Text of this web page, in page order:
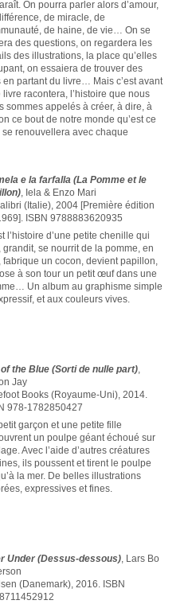
On pourra parler alors d’amour,
de miracle, de
de haine, de vie… On se
des questions, on regardera les
des illustrations, la place qu’elles
on essaiera de trouver des
partant du livre… Mais c’est avant
racontera, l’histoire que nous
sommes appelés à créer, à dire, à
ce bout de notre monde qu’est ce
se renouvellera avec chaque
e la farfalla (La Pomme et le
, Iela & Enzo Mari
(Italie), 2004 [Première édition
ISBN 9788883620935
l’histoire d’une petite chenille qui
grandit, se nourrit de la pomme, en
fabrique un cocon, devient papillon,
à son tour un petit œuf dans une
Un album au graphisme simple
et aux couleurs vives.
the Blue (Sorti de nulle part),
Jay
Books (Royaume-Uni), 2014.
978-1782850427
garçon et une petite fille
un poulpe géant échoué sur
Avec l’aide d’autres créatures
ils poussent et tirent le poulpe
la mer. De belles illustrations
expressives et fines.
Under (Dessus-dessous), Lars Bo
(Danemark), 2016. ISBN